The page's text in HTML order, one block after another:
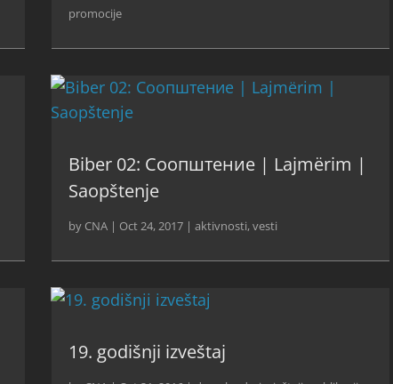
promocije
Biber 02: Соопштение | Lajmërim |
Saopštenje
by CNA | Oct 24, 2017 |aktivnosti,vesti
19. godišnji izveštaj